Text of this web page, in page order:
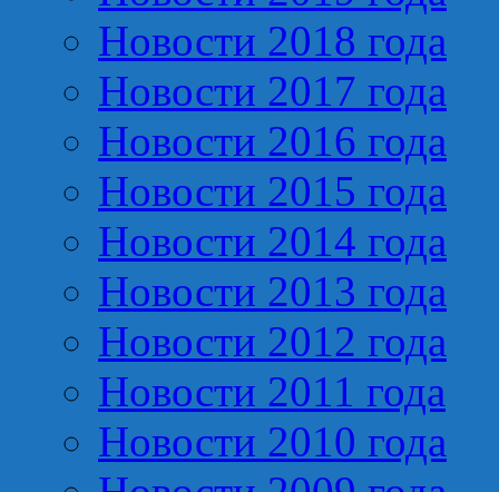
Новости 2018 года
Новости 2017 года
Новости 2016 года
Новости 2015 года
Новости 2014 года
Новости 2013 года
Новости 2012 года
Новости 2011 года
Новости 2010 года